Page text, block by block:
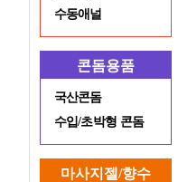
수동애널
콘돔용품
국산콘돔
수입/초박형 콘돔
마사지젤/향수